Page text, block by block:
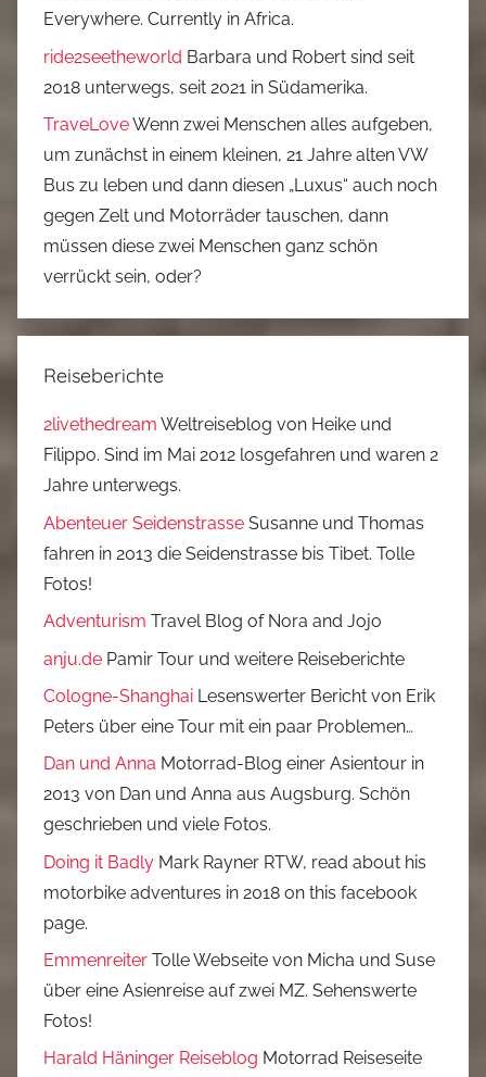
Everywhere. Currently in Africa.
ride2seetheworld Barbara und Robert sind seit
2018 unterwegs, seit 2021 in Südamerika.
TraveLoveWenn zwei Menschen alles aufgeben,
um zunächst in einem kleinen, 21 Jahre alten VW
Bus zu leben und dann diesen „Luxus“ auch noch
gegen Zelt und Motorräder tauschen, dann
müssen diese zwei Menschen ganz schön
verrückt sein, oder?
Reiseberichte
2livethedream Weltreiseblog von Heike und
Filippo. Sind im Mai 2012 losgefahren und waren 2
Jahre unterwegs.
Abenteuer Seidenstrasse Susanne und Thomas
fahren in 2013 die Seidenstrasse bis Tibet. Tolle
Fotos!
Adventurism Travel Blog of Nora and Jojo
anju.de Pamir Tour und weitere Reiseberichte
Cologne-Shanghai Lesenswerter Bericht von Erik
Peters über eine Tour mit ein paar Problemen…
Dan und Anna Motorrad-Blog einer Asientour in
2013 von Dan und Anna aus Augsburg. Schön
geschrieben und viele Fotos.
Doing it Badly Mark Rayner RTW, read about his
motorbike adventures in 2018 on this facebook
page.
Emmenreiter Tolle Webseite von Micha und Suse
über eine Asienreise auf zwei MZ. Sehenswerte
Fotos!
Harald Häninger Reiseblog Motorrad Reiseseite